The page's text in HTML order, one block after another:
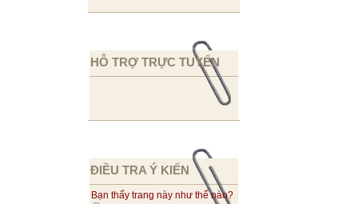
HỖ TRỢ TRỰC TUYẾN
ĐIỀU TRA Ý KIẾN
Bạn thấy trang này như thế nào?